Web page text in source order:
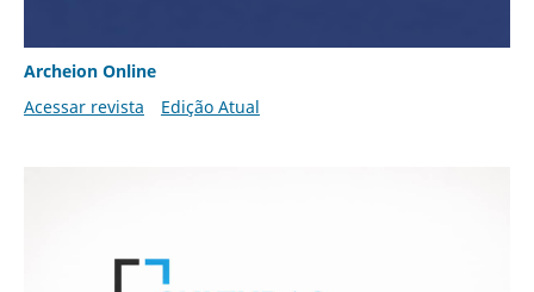
Archeion Online
Acessar revista
Edição Atual